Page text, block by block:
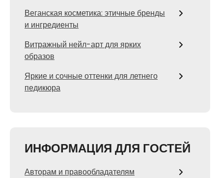
Веганская косметика: этичные бренды
и ингредиенты
Витражный нейл-арт для ярких
образов
Яркие и сочные оттенки для летнего
педикюра
ИНФОРМАЦИЯ ДЛЯ ГОСТЕЙ
Авторам и правообладателям